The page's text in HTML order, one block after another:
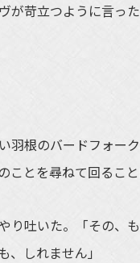
苛立つように言っ
羽根のバードフォー
とを尋ねて回るこ
吐いた。「その、
しれません」